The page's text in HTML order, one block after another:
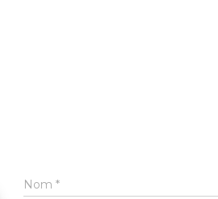
Nom *